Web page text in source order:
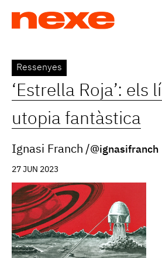
Back
to
top
Ressenyes
‘Estrella Roja’: els
utopia fantàstica
Ignasi Franch @ignasifranch
27 JUN 2023